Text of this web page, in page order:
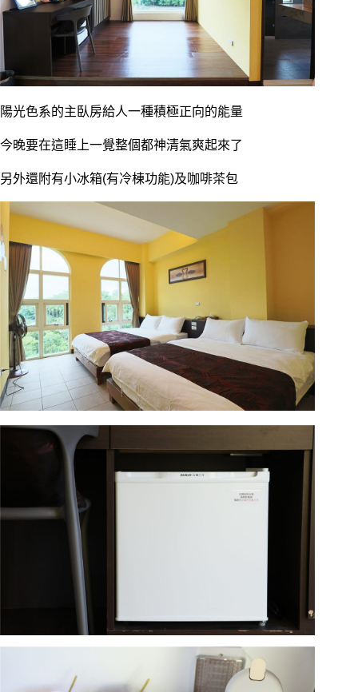
陽光色系的主臥房給人一種積極正向的能量
今晚要在這睡上一覺整個都神清氣爽起來了
另外還附有小冰箱(有冷棟功能)及咖啡茶包